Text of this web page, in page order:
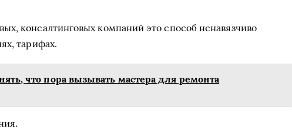
консалтинговых компаний это способ ненавязчиво
тарифах.
что пора вызывать мастера для ремонта